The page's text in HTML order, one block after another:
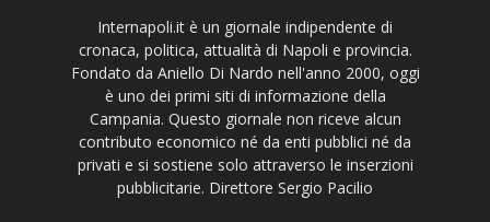
Internapoli.it è un giornale indipendente di
cronaca, politica, attualità di Napoli e provincia.
Fondato da Aniello Di Nardo nell'anno 2000, oggi
è uno dei primi siti di informazione della
Campania. Questo giornale non riceve alcun
contributo economico né da enti pubblici né da
privati e si sostiene solo attraverso le inserzioni
pubblicitarie. Direttore Sergio Pacilio